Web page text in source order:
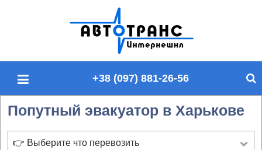
п
о
+38 (097) 881-26-56
Попутный эвакуатор в Харькове
👉 Выберите что перевозить